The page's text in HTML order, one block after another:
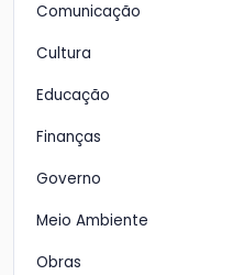
Comunicação
Cultura
Educação
Finanças
Governo
Meio Ambiente
Obras